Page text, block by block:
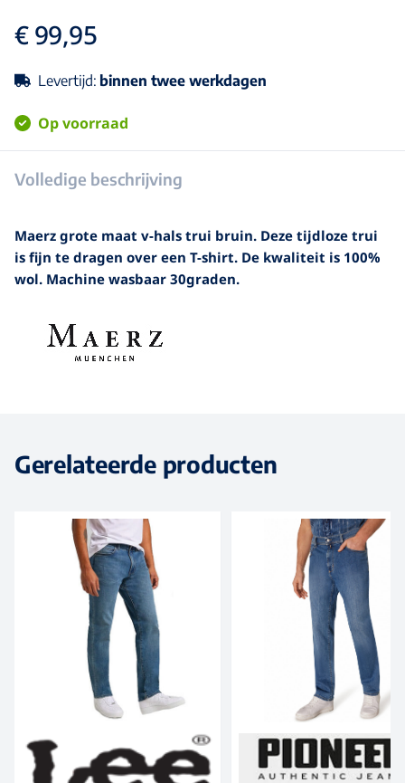
€ 99,95
Levertijd: binnen twee werkdagen
Op voorraad
Volledige beschrijving
Maerz grote maat v-hals trui bruin. Deze tijdloze trui
is fijn te dragen over een T-shirt. De kwaliteit is 100%
wol. Machine wasbaar 30graden.
Gerelateerde producten